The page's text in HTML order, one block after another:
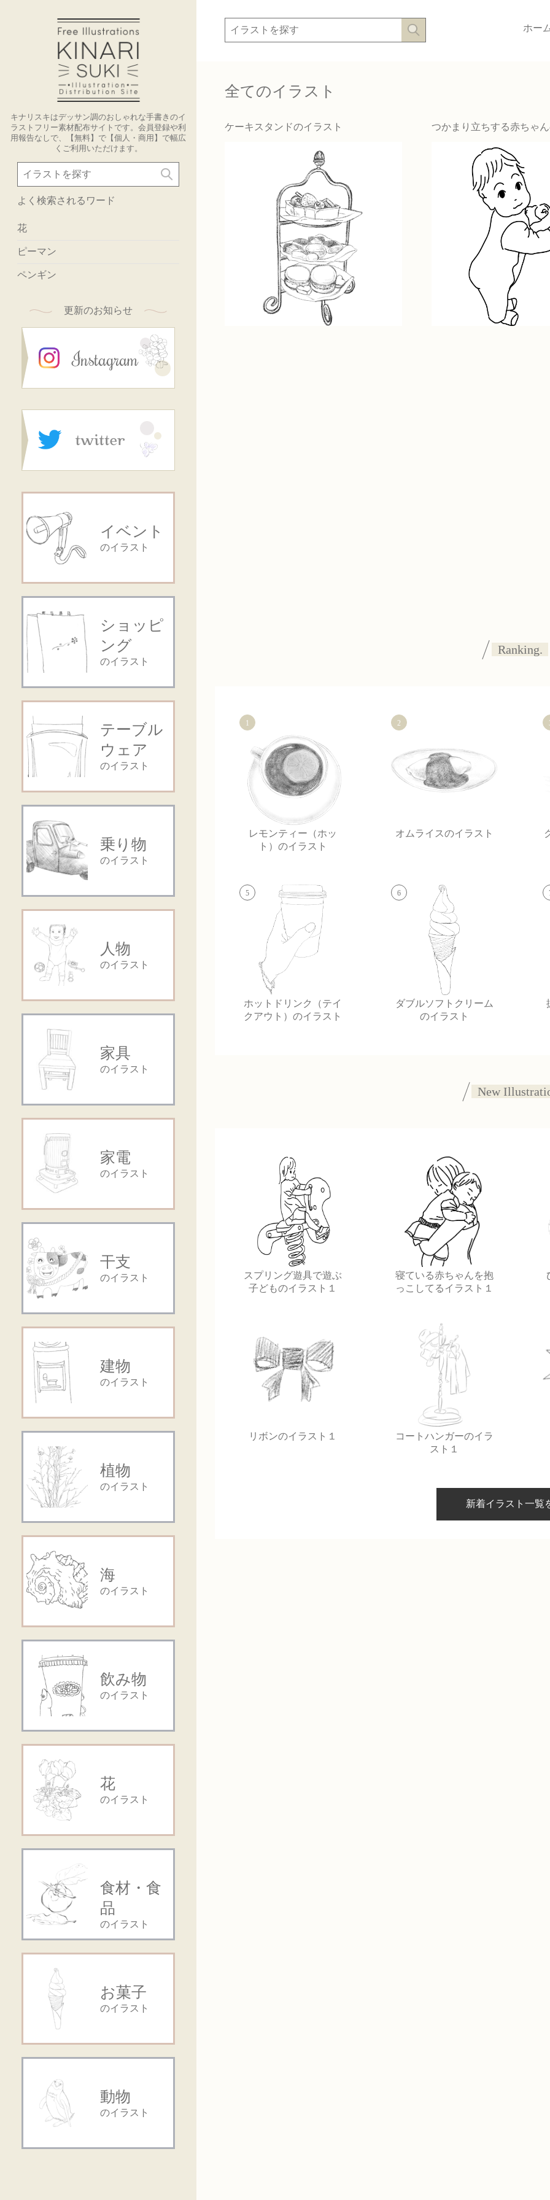
キナリスキはデッサン調のおしゃれな手書きのイ
ラストフリー素材配布サイトです。会員登録や利
用報告なしで、【無料】で【個人・商用】で幅広
くご利用いただけます。
よく検索されるワード
花
ピーマン
ペンギン
更新のお知らせ
イベント
のイラスト
ショッピ
ング
のイラスト
テーブル
ウェア
のイラスト
乗り物
のイラスト
人物
のイラスト
家具
のイラスト
家電
のイラスト
干支
のイラスト
建物
のイラスト
植物
のイラスト
海
のイラスト
飲み物
のイラスト
花
のイラスト
食材・食
品
のイラスト
お菓子
のイラスト
動物
のイラスト
ホー
全てのイラスト
ケーキスタンドのイラスト つかまり立ちする赤ちゃ
Ranking.
1
レモンティー（ホッ
ト）のイラスト
2
オムライスのイラスト
5
ホットドリンク（テイ
クアウト）のイラスト
6
ダブルソフトクリーム
のイラスト
New
スプリング遊具で遊ぶ
子どものイラスト１
寝ている赤ちゃんを抱
っこしてるイラスト１
リボンのイラスト１
コートハンガーのイラ
スト１
新着イラスト一覧